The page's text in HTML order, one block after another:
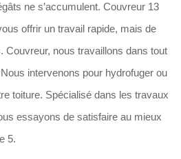
ne s’accumulent. Couvreur 13
offrir un travail rapide, mais de
Couvreur, nous travaillons dans tout
intervenons pour hydrofuger ou
toiture. Spécialisé dans les travaux
essayons de satisfaire au mieux
5.